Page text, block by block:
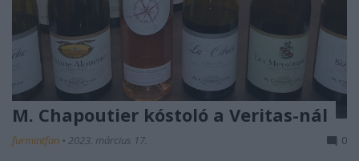
M. Chapoutier kóstoló a Veritas-nál
furmintfan • 2023. március 17. 0